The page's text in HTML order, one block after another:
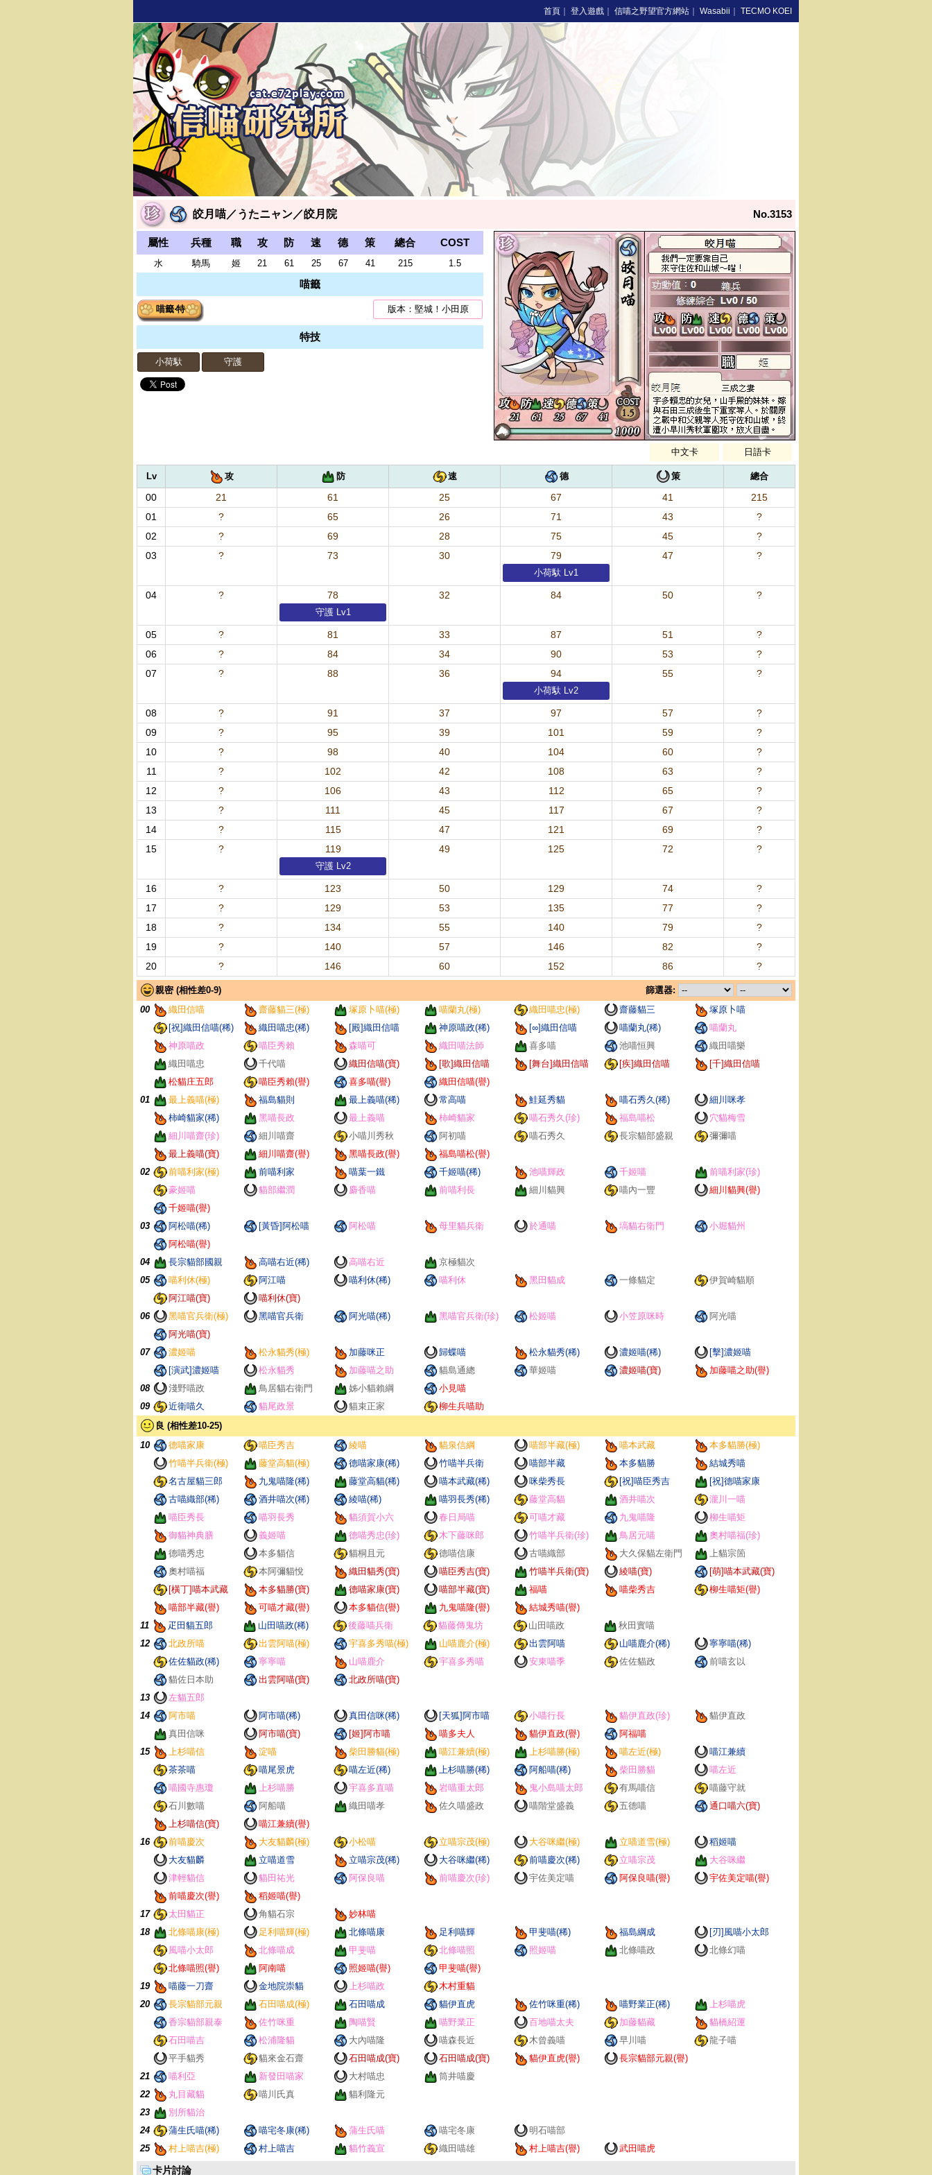
首頁 登入遊戲 信喵之野望官方網站 Wasabii TECMO KOEI
皎月喵／うたニャン／皎月院 No.3153
屬性 兵種 職 攻 防 速 德 策 總合 COST
水 騎馬 姬 21 61 25 67 41 215 1.5
喵籤
版本：堅城！小田原
喵籤‧特
特技
小荷馱 守護
日語卡
中文卡
Lv 攻 防 速 德 策 總合
00 21 61 25 67 41
215
01
? 65 26 71 43
?
02
? 69 28 75 45
?
03
? 73 30 79
小荷馱 Lv1
47 ?
04 ? 78
守護 Lv1
32 84 50 ?
05 ? 81 33 87 51
?
06
? 84 34 90 53
?
07
? 88 36 94
小荷馱 Lv2
55 ?
08 ? 91 37 97 57
?
09
? 95 39 101 59
?
10
? 98 40 104 60
?
11
? 102 42 108 63
?
12
? 106 43 112 65
?
13
? 111 45 117 67
?
14
? 115 47 121 69
?
15
? 119
守護 Lv2
49 125 72 ?
16 ? 123 50 129 74
?
17
? 129 53 135 77
?
18
? 134 55 140 79
?
19
? 140 57 146 82
?
20
? 146 60 152 86 ?
親密 (相性差0-9)
篩選器:
00
織田信喵 齋藤貓三(極) 塚原卜喵(極) 喵蘭丸(極) 織田喵忠(極) 齋藤貓三
塚原卜喵
[祝]織田信喵(稀)
織田喵忠(稀) [殿]織田信喵 神原喵政(稀) [∞]織田信喵 喵蘭丸(稀)
喵蘭丸
神原喵政
喵臣秀賴 森喵可 織田喵法師 喜多喵 池喵恒興
織田喵樂
織田喵忠
千代喵 織田信喵(寶) [歌]織田信喵 [舞台]織田信喵 [疾]織田信喵
[千]織田信喵
松貓庄五郎
喵臣秀賴(譽) 喜多喵(譽)
織田信喵(譽)
01
最上義喵(極) 福島貓則 最上義喵(稀) 常高喵 鮭延秀貓 喵石秀久(稀)
細川咪孝
柿崎貓家(稀)
黑喵長政 最上義喵 柿崎貓家 喵石秀久(珍) 福島喵松
穴貓梅雪
細川喵齋(珍)
細川喵齋 小喵川秀秋 阿初喵 喵石秀久 長宗貓部盛親
彌彌喵
最上義喵(寶)
細川喵齋(譽) 黑喵長政(譽)
福島喵松(譽)
02
前喵利家(極) 前喵利家 喵葉一鐵 千姬喵(稀) 池喵輝政 千姬喵
前喵利家(珍)
豪姬喵
貓部繼潤 麝香喵 前喵利長 細川貓興 喵內一豐
細川貓興(譽)
千姬喵(譽)
03
阿松喵(稀) [黃昏]阿松喵 阿松喵 母里貓兵衛 於通喵 塙貓右衛門
小堀貓州
阿松喵(譽)
04
長宗貓部國親 高喵右近(稀) 高喵右近
京極貓次
05
喵利休(極) 阿江喵 喵利休(稀) 喵利休 黑田貓成 一條貓定
伊賀崎貓順
阿江喵(寶)
喵利休(寶)
06
黑喵官兵衛(極) 黑喵官兵衛 阿光喵(稀) 黑喵官兵衛(珍) 松姬喵 小笠原咪時
阿光喵
阿光喵(寶)
07
濃姬喵 松永貓秀(極) 加藤咪正 歸蝶喵 松永貓秀(稀) 濃姬喵(稀)
[擊]濃姬喵
[演武]濃姬喵
松永貓秀 加藤喵之助 貓島通總 華姬喵 濃姬喵(寶)
加藤喵之助(譽)
08
淺野喵政 鳥居貓右衛門 姊小貓賴綱
小見喵
09
近衛喵久 貓尾政景 貓束正家
柳生兵喵助
良 (相性差10-25)
10
德喵家康 喵臣秀吉 綾喵 貓泉信綱 喵部半藏(極) 喵本武藏
本多貓勝(極)
竹喵半兵衛(極)
藤堂高貓(極) 德喵家康(稀) 竹喵半兵衛 喵部半藏 本多貓勝
結城秀喵
名古屋貓三郎
九鬼喵隆(稀) 藤堂高貓(稀) 喵本武藏(稀) 咪柴秀長 [祝]喵臣秀吉
[祝]德喵家康
古喵織部(稀)
酒井喵次(稀) 綾喵(稀) 喵羽長秀(稀) 藤堂高貓 酒井喵次
瀧川一喵
喵臣秀長
喵羽長秀 貓須賀小六 春日局喵 可喵才藏 九鬼喵隆
柳生喵矩
御貓神典膳
義姬喵 德喵秀忠(珍) 木下藤咪郎 竹喵半兵衛(珍) 鳥居元喵
奧村喵福(珍)
德喵秀忠
本多貓信 貓桐且元 德喵信康 古喵織部 大久保貓左衛門
上貓宗箇
奧村喵福
本阿彌貓悅 織田貓秀(寶) 喵臣秀吉(寶) 竹喵半兵衛(寶) 綾喵(寶)
[萌]喵本武藏(寶)
[橫丁]喵本武藏
本多貓勝(寶) 德喵家康(寶) 喵部半藏(寶) 福喵 喵柴秀吉
柳生喵矩(譽)
喵部半藏(譽)
可喵才藏(譽) 本多貓信(譽) 九鬼喵隆(譽)
結城秀喵(譽)
11
疋田貓五郎 山田喵政(稀) 後藤喵兵衛 貓藤傳鬼坊 山田喵政
秋田實喵
12
北政所喵 出雲阿喵(極) 宇喜多秀喵(極) 山喵鹿介(極) 出雲阿喵 山喵鹿介(稀)
寧寧喵(稀)
佐佐貓政(稀)
寧寧喵 山喵鹿介 宇喜多秀喵 安東喵季 佐佐貓政
前喵玄以
貓佐日本助
出雲阿喵(寶)
北政所喵(寶)
13
左貓五郎
14
阿市喵 阿市喵(稀) 真田信咪(稀) [天狐]阿市喵 小喵行長 貓伊直政(珍)
貓伊直政
真田信咪
阿市喵(寶) [姬]阿市喵 喵多夫人 貓伊直政(譽)
阿福喵
15
上杉喵信 淀喵 柴田勝貓(極) 喵江兼續(極) 上杉喵勝(極) 喵左近(極)
喵江兼續
茶茶喵
喵尾景虎 喵左近(稀) 上杉喵勝(稀) 阿船喵(稀) 柴田勝貓
喵左近
喵國寺惠瓊
上杉喵勝 宇喜多直喵 岩喵重太郎 鬼小島喵太郎 有馬喵信
喵藤守就
石川數喵
阿船喵 織田喵孝 佐久喵盛政 喵階堂盛義 五德喵
通口喵六(寶)
上杉喵信(寶)
喵江兼續(譽)
16
前喵慶次 大友貓麟(極) 小松喵 立喵宗茂(極) 大谷咪繼(極) 立喵道雪(極)
稻姬喵
大友貓麟
立喵道雪 立喵宗茂(稀) 大谷咪繼(稀) 前喵慶次(稀) 立喵宗茂
大谷咪繼
津輕貓信
貓田祐光 阿保良喵 前喵慶次(珍) 宇佐美定喵 阿保良喵(譽)
宇佐美定喵(譽)
前喵慶次(譽)
稻姬喵(譽)
17
太田貓正 角貓石宗
妙林喵
18
北條喵康(極) 足利喵輝(極) 北條喵康 足利喵輝 甲斐喵(稀) 福島綱成
[刃]風喵小太郎
風喵小太郎
北條喵成 甲斐喵 北條喵照 照姬喵 北條喵政
北條幻喵
北條喵照(譽)
阿南喵 照姬喵(譽)
甲斐喵(譽)
19
喵藤一刀齋 金地院崇貓 上杉喵政
木村重貓
20
長宗貓部元親 石田喵成(極) 石田喵成 貓伊直虎 佐竹咪重(稀) 喵野業正(稀)
上杉喵虎
香宗貓部親泰
佐竹咪重 陶喵賢 喵野業正 百地喵太夫 加藤貓藏
貓橋紹運
石田喵吉
松浦隆貓 大內喵隆 喵森長近 木曾義喵 早川喵
龍子喵
平手貓秀
貓來金石齋 石田喵成(寶) 石田喵成(寶) 貓伊直虎(譽)
長宗貓部元親(譽)
21
喵利亞 新發田喵家 大村喵忠
筒井喵慶
22
丸目藏貓 喵川氏真
貓利隆元
23
別所貓治
24
蒲生氏喵(稀) 喵宅冬康(稀) 蒲生氏喵 喵宅冬康
明石喵部
25
村上喵吉(極) 村上喵吉 貓竹義宣 織田喵雄 村上喵吉(譽) 武田喵虎
卡片討論